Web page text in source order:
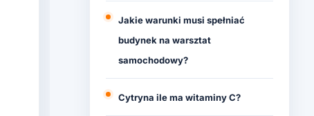
Jakie warunki musi spełniać
budynek na warsztat
samochodowy?
Cytryna ile ma witaminy C?